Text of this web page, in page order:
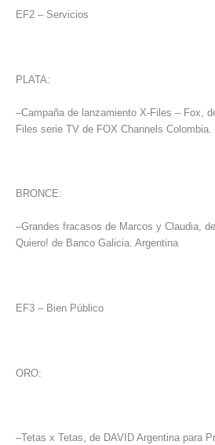
EF2 – Servicios
PLATA:
–Campaña de lanzamiento X-Files – Fox,
Files serie TV de FOX Channels Colombia.
BRONCE:
–Grandes fracasos de Marcos y Claudia,
Quiero! de Banco Galicia. Argentina
EF3 – Bien Público
ORO:
–Tetas x Tetas, de DAVID Argentina para